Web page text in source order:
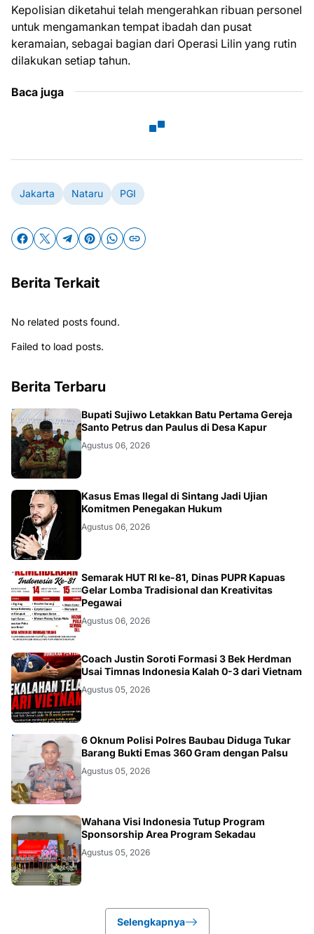
Kepolisian diketahui telah mengerahkan ribuan personel
untuk mengamankan tempat ibadah dan pusat
keramaian, sebagai bagian dari Operasi Lilin yang rutin
dilakukan setiap tahun.
Baca juga
Jakarta Nataru PGI
Berita Terkait
No related posts found.
Failed to load posts.
Berita Terbaru
DAERAH
Bupati Sujiwo Letakkan Batu Pertama Gereja
Santo Petrus dan Paulus di Desa Kapur
Agustus 06, 2026
Kasus Emas Ilegal di Sintang Jadi Ujian
Komitmen Penegakan Hukum
Agustus 06, 2026
DAERAH
Semarak HUT RI ke-81, Dinas PUPR Kapuas
Gelar Lomba Tradisional dan Kreativitas
Pegawai
Agustus 06, 2026
JAKARTA
Coach Justin Soroti Formasi 3 Bek Herdman
Usai Timnas Indonesia Kalah 0-3 dari Vietnam
Agustus 05, 2026
BAUBAU
6 Oknum Polisi Polres Baubau Diduga Tukar
Barang Bukti Emas 360 Gram dengan Palsu
Agustus 05, 2026
KALBAR
Wahana Visi Indonesia Tutup Program
Sponsorship Area Program Sekadau
Agustus 05, 2026
Selengkapnya